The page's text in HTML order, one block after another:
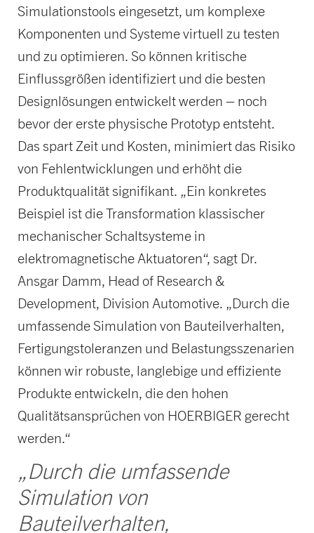
Simulationstools eingesetzt, um komplexe
Komponenten und Systeme virtuell zu testen
und zu optimieren. So können kritische
Einflussgrößen identifiziert und die besten
Designlösungen entwickelt werden – noch
bevor der erste physische Prototyp entsteht.
Das spart Zeit und Kosten, minimiert das Risiko
von Fehlentwicklungen und erhöht die
Produktqualität signifikant. „Ein konkretes
Beispiel ist die Transformation klassischer
mechanischer Schaltsysteme in
elektromagnetische Aktuatoren“, sagt Dr.
Ansgar Damm, Head of Research &
Development, Division Automotive. „Durch die
umfassende Simulation von Bauteilverhalten,
Fertigungstoleranzen und Belastungsszenarien
können wir robuste, langlebige und effiziente
Produkte entwickeln, die den hohen
Qualitätsansprüchen von HOERBIGER gerecht
werden.“
„Durch die umfassende
Simulation von
Bauteilverhalten,